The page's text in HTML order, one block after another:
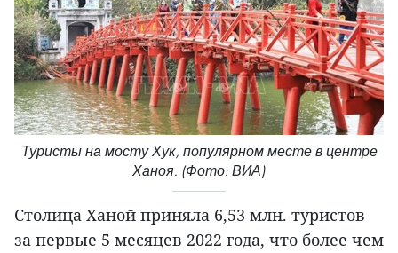
Туристы на мосту Хук, популярном месте в центре
Ханоя. (Фото: ВИА)
Столица Ханой приняла 6,53 млн. туристов
за первые 5 месяцев 2022 года, что более чем